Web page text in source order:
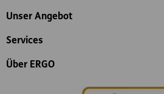
Inhaltsübersicht
Unser Angebot
Services
Über ERGO